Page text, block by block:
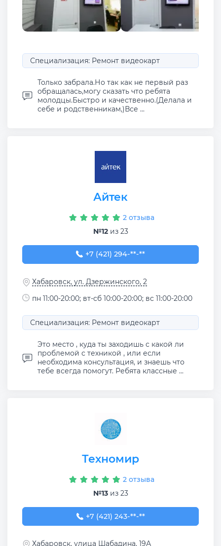
Специализация: Ремонт видеокарт
Только забрала.Но так как не первый раз
обращалась,могу сказать что ребята
молодцы.Быстро и качественно.(Делала и
себе и родственникам,)Все ...
Айтек
2 отзыва
№12из 23
+7 (421) 294-30-00
+7 (421) 294-**-**
Хабаровск, ул. Дзержинского, 2
пн 11:00-20:00; вт-сб 10:00-20:00; вс 11:00-20:00
Специализация: Ремонт видеокарт
Это место , куда ты заходишь с какой ли
проблемой с техникой , или если
необходима консультация, и знаешь что
тебе всегда помогут. Ребята классные ...
Техномир
2 отзыва
№13из 23
+7 (421) 243-91-79
+7 (421) 243-**-**
Хабаровск, улица Шабадина, 19А